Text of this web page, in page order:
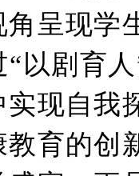
呈现学
以剧育
现自我
育的创